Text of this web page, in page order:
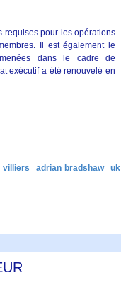
requises pour les opérations
Il est également le
dans le cadre de
exécutif a été renouvelé en
villiers adrian bradshaw
uk